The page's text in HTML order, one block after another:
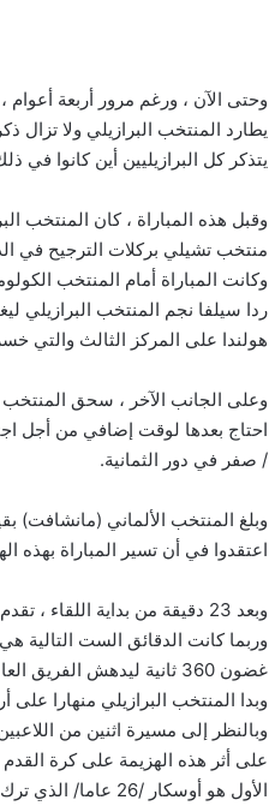
يطارد المنتخب البرازيلي ولا تزال
يتذكر كل البرازيليين أين كانوا في
وقبل هذه المباراة ، كان المنتخب
منتخب تشيلي بركلات الترجيح في
وكانت المباراة أمام المنتخب
ردا سيلفا نجم المنتخب البرازيلي
هولندا على المركز الثالث والتي
/ صفر في دور الثمانية.
وبلغ المنتخب الألماني (مانشافت)
اعتقدوا في أن تسير المباراة بهذه
وبعد 23 دقيقة من بداية اللقاء ، تقدم المانشافت 1 / صفر بفضل الهدف الذي سجله توماس مولر.
وربما كانت الدقائق الست
غضون 360 ثانية ليدهش الفريق العالم كله.
وبدا المنتخب البرازيلي منهارا
وبالنظر إلى مسيرة اثنين من
على أثر هذه الهزيمة على كرة القدم
الأول هو أوسكار